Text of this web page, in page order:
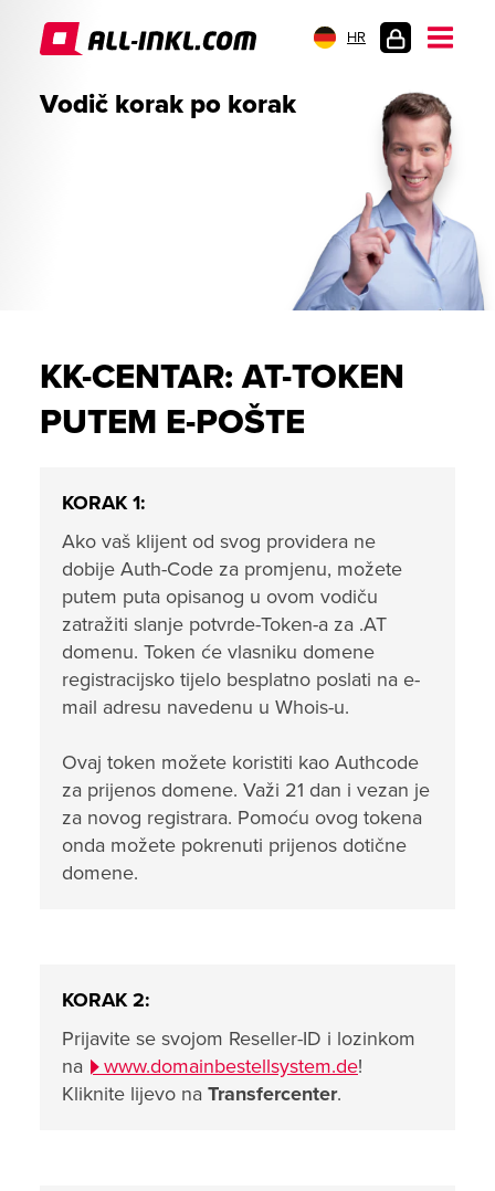
HR
Vodič korak po korak
KK-CENTAR: AT-TOKEN
PUTEM E-POŠTE
KORAK 1:
Ako vaš klijent od svog providera ne
dobije Auth-Code za promjenu, možete
putem puta opisanog u ovom vodiču
zatražiti slanje potvrde-Token-a za .AT
domenu. Token će vlasniku domene
registracijsko tijelo besplatno poslati na e-
mail adresu navedenu u Whois-u.
Ovaj token možete koristiti kao Authcode
za prijenos domene. Važi 21 dan i vezan je
za novog registrara. Pomoću ovog tokena
onda možete pokrenuti prijenos dotične
domene.
KORAK 2:
Prijavite se svojom Reseller-ID i lozinkom
na
www.domainbestellsystem.de!
Kliknite lijevo na Transfercenter.